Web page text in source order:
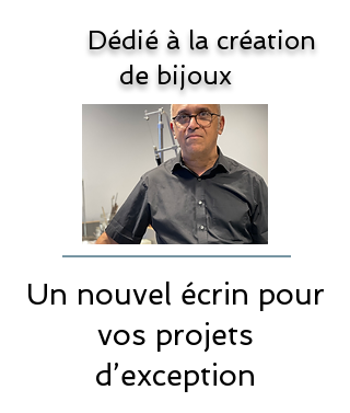
Dédié à la création
de bijoux
Un nouvel écrin pour
vos projets
d’exception